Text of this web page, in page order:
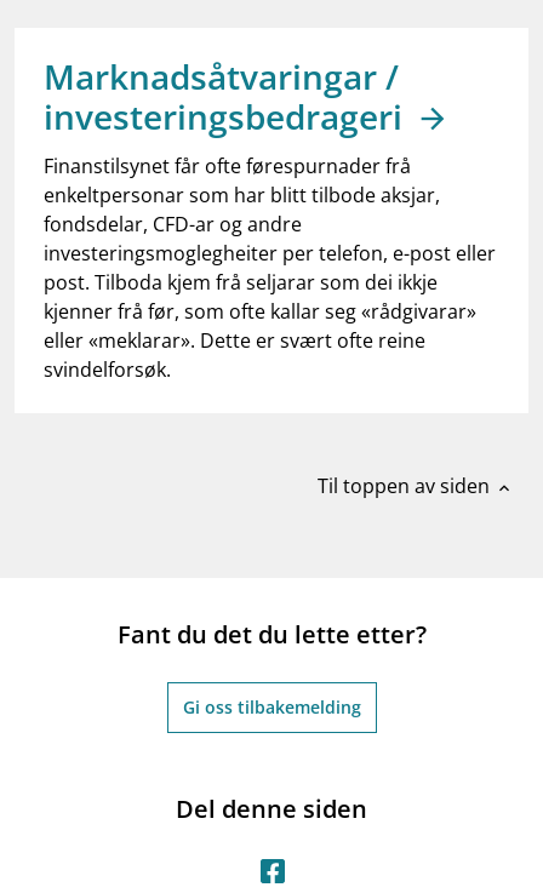
dashboardInformasjon for investorer
notifications_noneAbonner på nyhetsvarsel
Marknadsåtvaringar /
investeringsbedrageri
Finanstilsynet får ofte førespurnader frå
enkeltpersonar som har blitt tilbode aksjar,
fondsdelar, CFD-ar og andre
investeringsmoglegheiter per telefon, e-post eller
post. Tilboda kjem frå seljarar som dei ikkje
kjenner frå før, som ofte kallar seg «rådgivarar»
eller «meklarar». Dette er svært ofte reine
svindelforsøk.
Til toppen av siden expand_less
Fant du det du lette etter?
Gi oss tilbakemelding
Del denne siden